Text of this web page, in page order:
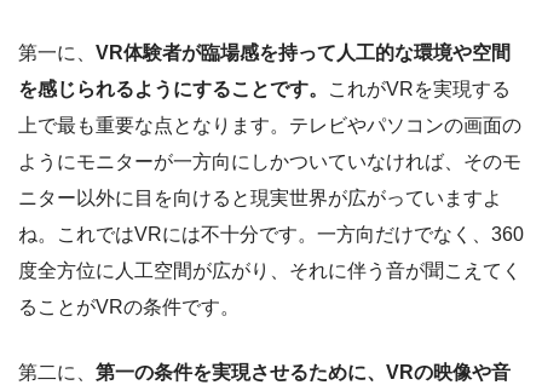
第一に、 VR体験者が臨場感を持って人工的な環境や空間
を感じられるようにすることです。
これがVRを実現する
上で最も重要な点となります。テレビやパソコンの画面の
ようにモニターが一方向にしかついていなければ、そのモ
ニター以外に目を向けると現実世界が広がっていますよ
ね。これではVRには不十分です。一方向だけでなく、360
度全方位に人工空間が広がり、それに伴う音が聞こえてく
ることがVRの条件です。
第二に、 第一の条件を実現させるために、VRの映像や音